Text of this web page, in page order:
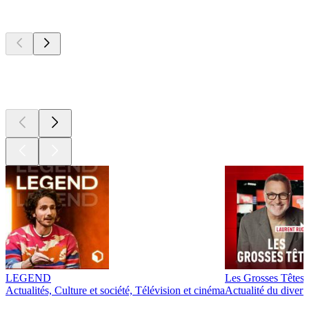
LEGEND
Actualités, Culture et société, Télévision et cinéma
Les Grosses Têtes
Actualité du